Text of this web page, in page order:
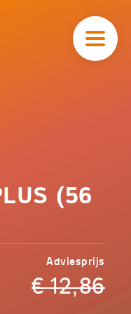
(56
Adviesprijs
€12,86